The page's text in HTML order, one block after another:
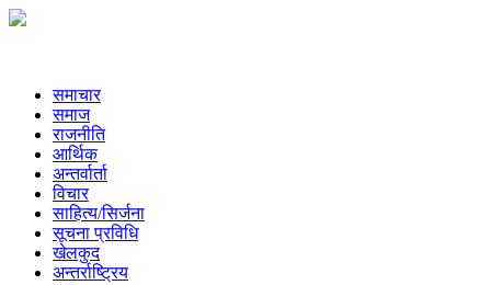
समाचार
समाज
राजनीति
आर्थिक
अन्तर्वार्ता
विचार
साहित्य/सिर्जना
सूचना प्रविधि
खेलकुद
अन्तर्राष्ट्रिय